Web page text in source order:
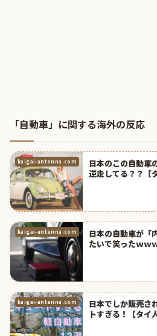
「自動車」に関する海外の反応
kaigai-antenna.com
日本のこの自動
逆走してる？？【
kaigai-antenna.com
日本の自動車が「
たいで笑ったｗｗ
kaigai-antenna.com
日本でしか販売さ
トすぎる！【タイ